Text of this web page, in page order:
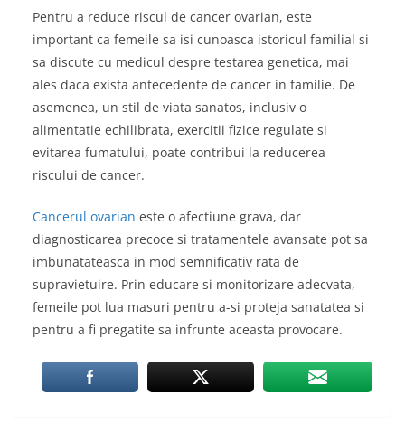
Pentru a reduce riscul de cancer ovarian, este
important ca femeile sa isi cunoasca istoricul familial si
sa discute cu medicul despre testarea genetica, mai
ales daca exista antecedente de cancer in familie. De
asemenea, un stil de viata sanatos, inclusiv o
alimentatie echilibrata, exercitii fizice regulate si
evitarea fumatului, poate contribui la reducerea
riscului de cancer.
Cancerul ovarian este o afectiune grava, dar
diagnosticarea precoce si tratamentele avansate pot sa
imbunatateasca in mod semnificativ rata de
supravietuire. Prin educare si monitorizare adecvata,
femeile pot lua masuri pentru a-si proteja sanatatea si
pentru a fi pregatite sa infrunte aceasta provocare.